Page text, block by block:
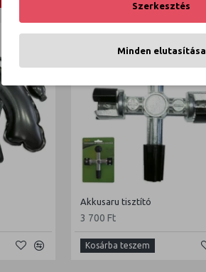
Akkusaru tisztító
3 700 Ft
Kosárba teszem
Szerkesztés
Minden elutasítása